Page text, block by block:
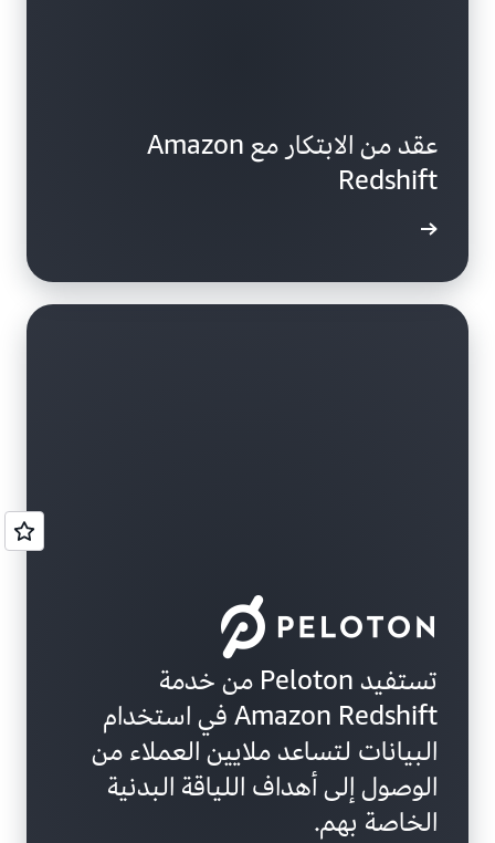
عقد من الابتكار مع Amazon
Redshift
تستفيد Peloton من خدمة
Amazon Redshift في استخدام
البيانات لتساعد ملايين العملاء من
الوصول إلى أهداف اللياقة البدنية
الخاصة بهم.